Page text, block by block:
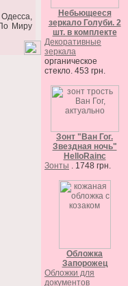
Миру
Небьющееся
зеркало Голуби. 2
шт. в комплекте
Декоративные
зеркала
органическое
стекло. 453 грн.
Зонт "Ван Гог.
Звездная ночь"
HelloRainc
Зонты . 1748 грн.
Обложка
Запорожец
Обложки для
документов